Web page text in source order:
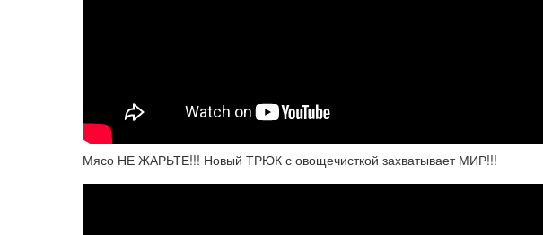
Мясо НЕ ЖАРЬТЕ!!! Новый ТРЮК с овощечисткой захватывает МИР!!!